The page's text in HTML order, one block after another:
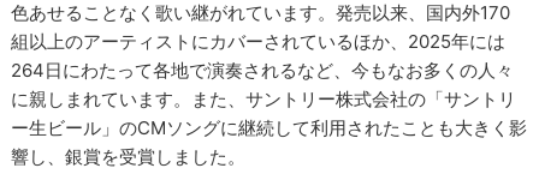
色あせることなく歌い継がれています。発売以来、国内外170
組以上のアーティストにカバーされているほか、2025年には
264日にわたって各地で演奏されるなど、今もなお多くの人々
に親しまれています。また、サントリー株式会社の「サントリ
ー生ビール」のCMソングに継続して利用されたことも大きく影
響し、銀賞を受賞しました。